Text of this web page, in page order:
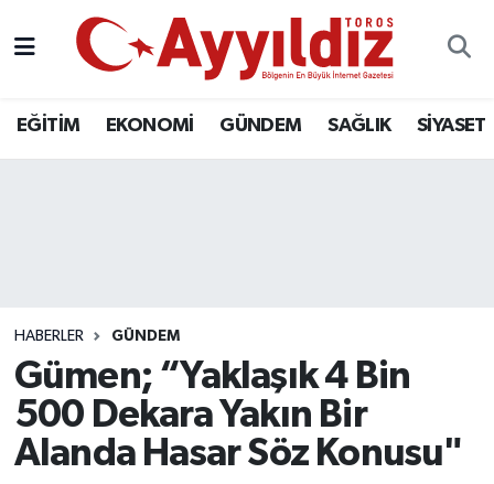
EĞİTİM EKONOMİ GÜNDEM SAĞLIK SİYASET
HABERLER GÜNDEM
Gümen; “Yaklaşık 4 Bin
500 Dekara Yakın Bir
Alanda Hasar Söz Konusu"